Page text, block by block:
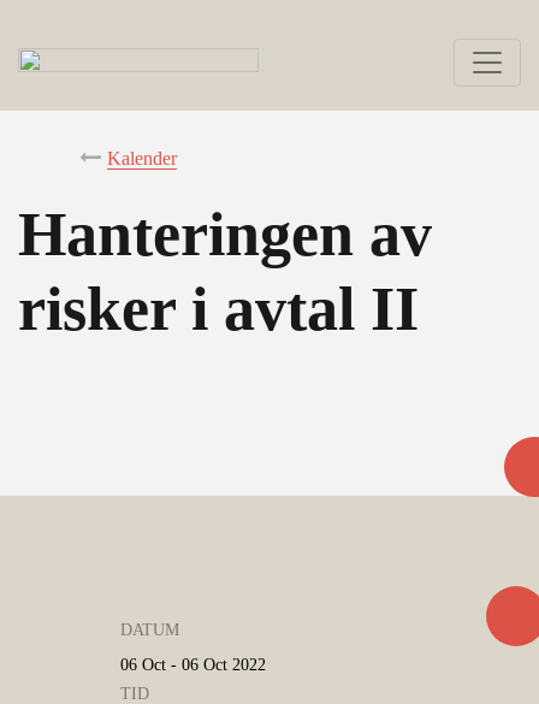
Kalender
Hanteringen av
risker i avtal II
DATUM
06 Oct - 06 Oct 2022
TID